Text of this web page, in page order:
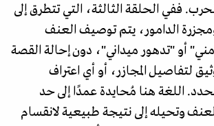
ففي الحلقة الثالثة، التي تتطرق إلى
الدامور، يتم توصيف العنف
أو "تدهور ميداني"، دون إحالة القصة
لتفاصيل المجازر، أو أي اعتراف
اللغة هنا مُحايدة عمدًا إلى حد
وتحيله إلى نتيجة طبيعية لانقسام